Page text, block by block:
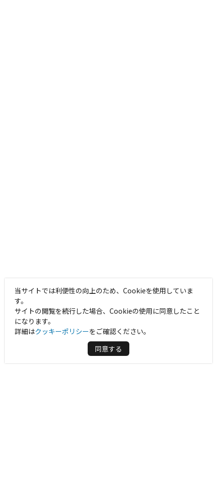
当サイトでは利便性の向上のため、Cookieを使用していま
す。
サイトの閲覧を続行した場合、Cookieの使用に同意したこと
になります。
詳細はクッキーポリシーをご確認ください。
同意する